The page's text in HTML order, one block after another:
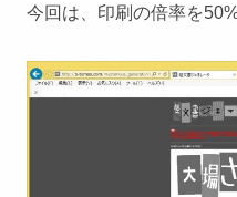
今回は、印刷の倍率を